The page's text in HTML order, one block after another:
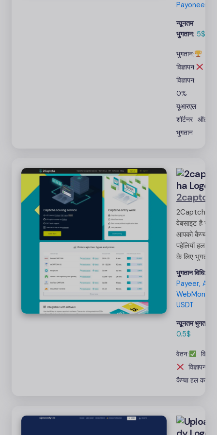
शुल्क नहीं
PayPal,
Payooner,
Bitcoin के
माध्यम से
समय पर
भुगतान
करें।
Payoneer
न्यूनतम
भुगतान: 5$
भुगतान:
विज्ञापन:
विज्ञापन:
0%
यूआरएल
शॉर्टनर ऑटो
भुगतान
2Captcha
वेबसाइट है जो
आपको कैप्चा
पहेलियाँ हल
के लिए भुगतान
करती है।
अक्सर छवि के
अंदर विकृत पाठ
होता है। आपके
प्रत्येक कैप्चा
2Captcha
आपको पैसे
मिलेंगे।
भुगतान विधि:
Payeer,
WebMoney,
USDT
न्यूनतम भुगतान:
0.5$
वेतन:
विज्ञापन:
कैप्चा हल करना